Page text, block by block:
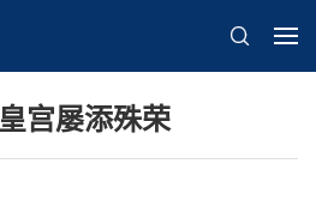
宫屡添殊荣